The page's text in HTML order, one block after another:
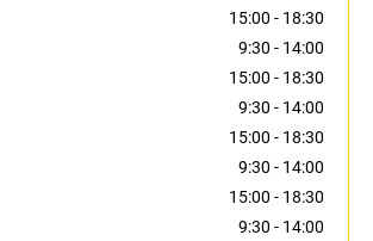
15:00 - 18:30
9:30 - 14:00
15:00 - 18:30
9:30 - 14:00
15:00 - 18:30
9:30 - 14:00
15:00 - 18:30
9:30 - 14:00